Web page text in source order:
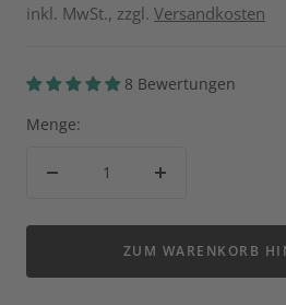
inkl. MwSt., zzgl. Versandkosten
8 Bewertungen
Menge:
Menge
ZUM WARENKORB